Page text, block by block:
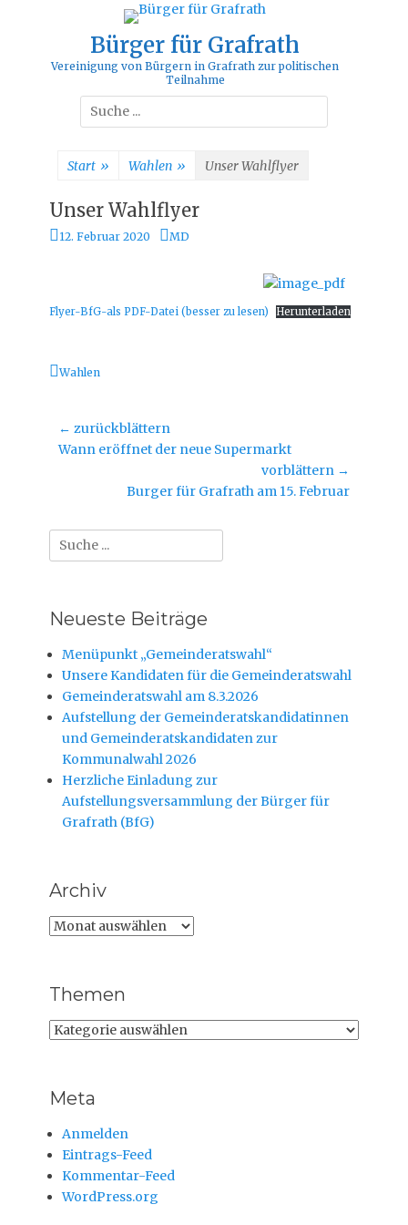
Bürger für Grafrath
Vereinigung von Bürgern in Grafrath zur politischen
Teilnahme
Suche
nach:
Start » Wahlen » Unser Wahlflyer
Unser Wahlflyer
Veröffentlicht
12. Februar 2020 Autor
MD
Flyer-BfG-als PDF-Datei (besser zu lesen) Herunterladen
Kategorien
Wahlen
Beitragsnavigation
← zurückblättern
Vorheriger
Wann eröffnet der neue Supermarkt
vorblättern →
Burger für Grafrath am 15. Februar
Suche
nach:
Neueste Beiträge
Menüpunkt „Gemeinderatswahl“
Unsere Kandidaten für die Gemeinderatswahl
Gemeinderatswahl am 8.3.2026
Aufstellung der Gemeinderatskandidatinnen
und Gemeinderatskandidaten zur
Kommunalwahl 2026
Herzliche Einladung zur
Aufstellungsversammlung der Bürger für
Grafrath (BfG)
Archiv
Archiv
Themen
Themen
Meta
Anmelden
Eintrags-Feed
Kommentar-Feed
WordPress.org